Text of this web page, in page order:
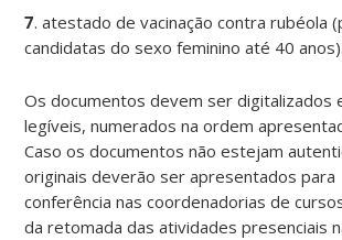
7. atestado de vacinação contra rubéola
candidatas do sexo feminino até 40 anos).
Os documentos devem ser digitalizados
legíveis, numerados na ordem
Caso os documentos não estejam
originais deverão ser apresentados para
conferência nas coordenadorias de
da retomada das atividades presenciais